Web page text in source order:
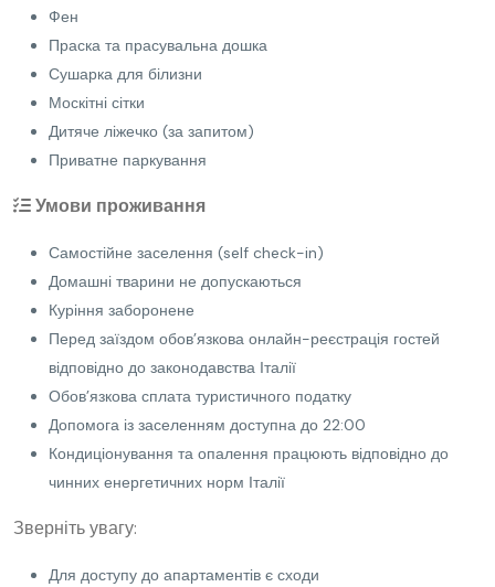
Фен
Праска та прасувальна дошка
Сушарка для білизни
Москітні сітки
Дитяче ліжечко (за запитом)
Приватне паркування
Умови проживання
Самостійне заселення (self check-in)
Домашні тварини не допускаються
Куріння заборонене
Перед заїздом обов’язкова онлайн-реєстрація гостей
відповідно до законодавства Італії
Обов’язкова сплата туристичного податку
Допомога із заселенням доступна до 22:00
Кондиціонування та опалення працюють відповідно до
чинних енергетичних норм Італії
Зверніть увагу:
Для доступу до апартаментів є сходи